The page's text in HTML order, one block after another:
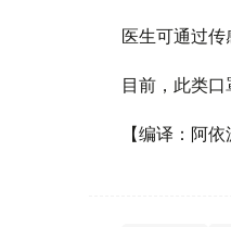
医生可通过传
目前，此类
【编译：阿依